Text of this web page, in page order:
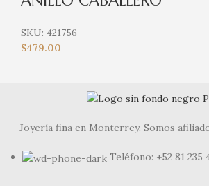
SKU: 421756
$479.00
Joyería fina en Monterrey. Somos
Teléfono: +52 81 235